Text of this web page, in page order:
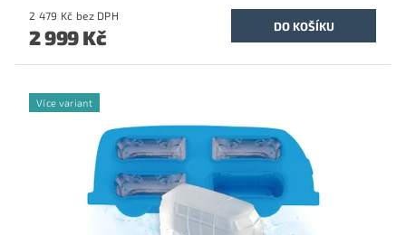
2 479 Kč bez DPH
2 999 Kč
Více variant